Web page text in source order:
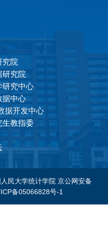
究院
研究院
研究中心
据中心
据开发中心
生教指委
民大学统计学院 京公网安备
备05066828号-1